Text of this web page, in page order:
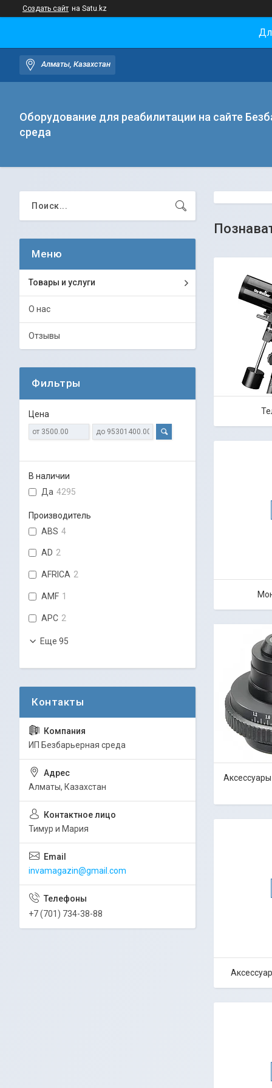
Создать сайт на Satu.kz
Алматы, Казахстан
Оборудование для реабилитации на сайте
среда
Товары и услуги
О нас
Отзывы
Фильтры
Цена
В наличии
Да 4295
Производитель
ABS 4
AD 2
AFRICA 2
AMF 1
APC 2
Еще 95
ИП Безбарьерная среда
Алматы, Казахстан
Тимур и Мария
invamagazin@gmail.com
+7 (701) 734-38-88